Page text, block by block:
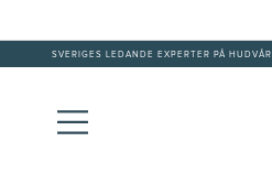
SVERIGES LEDANDE EXPERTER PÅ